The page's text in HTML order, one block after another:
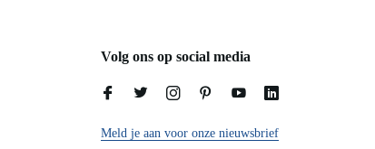
Volg ons op social media
Meld je aan voor onze nieuwsbrief